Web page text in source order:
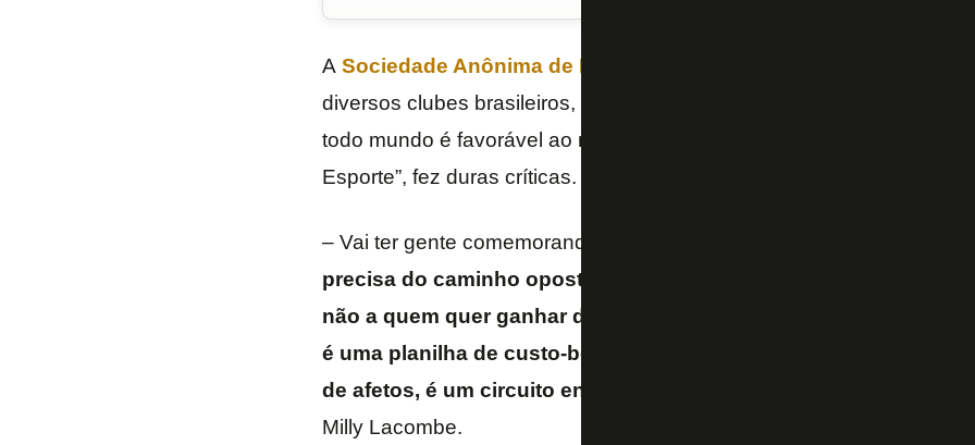
ASociedade Anônima de Futebol (SAF)
diversos clubes brasileiros, como
todo mundo é favorável ao modelo. A jornalista
Esporte”, fez duras críticas.
– Vai ter gente comemorando a privatização do seu time, pelo amor
precisa do caminho oposto, socializar os times, dar o poder a
não a quem quer ganhar dinheiro com o time, time não é para
é uma planilha de custo-benefício, futebol é socialização, é
de afetos, é um circuito enorme de afetos e a gente está
Milly Lacombe.